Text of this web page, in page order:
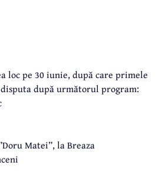
loc pe 30 iunie, după care primele
după următorul program:
Matei”, la Breaza